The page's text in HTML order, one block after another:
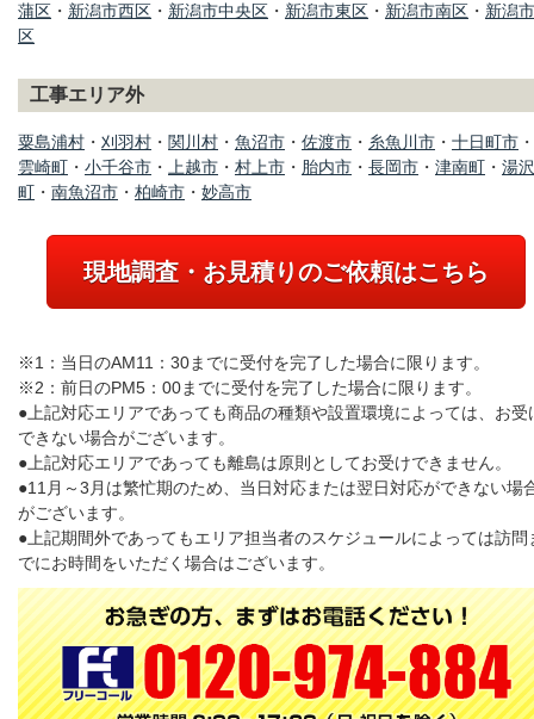
蒲区 ・ 新潟市西区 ・ 新潟市中央区 ・ 新潟市東区 ・ 新潟市南区 ・ 新潟
区
工事エリア外
粟島浦村 ・ 刈羽村 ・ 関川村 ・ 魚沼市 ・ 佐渡市 ・ 糸魚川市 ・ 十日町市 ・
雲崎町 ・ 小千谷市 ・ 上越市 ・ 村上市 ・ 胎内市 ・ 長岡市 ・ 津南町 ・ 湯沢
町 ・ 南魚沼市 ・ 柏崎市 ・ 妙高市
現地調査・お見積りのご依頼はこちら
※1：当日のAM11：30までに受付を完了した場合に限ります。
※2：前日のPM5：00までに受付を完了した場合に限ります。
●上記対応エリアであっても商品の種類や設置環境によっては、お受
できない場合がございます。
●上記対応エリアであっても離島は原則としてお受けできません。
●11月～3月は繁忙期のため、当日対応または翌日対応ができない場
がございます。
●上記期間外であってもエリア担当者のスケジュールによっては訪問
でにお時間をいただく場合はございます。